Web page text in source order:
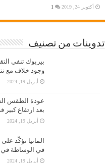
أكتوبر 24, 2019 1
تدوينات من تصنيف
بيربوك تنفي
وجود خلاف مع
أبريل 19, 2024
عودة الطقس
بعد ارتفاع
أبريل 19, 2024
المانيا تؤكّد
في الوساطة
أبريل 19, 2024